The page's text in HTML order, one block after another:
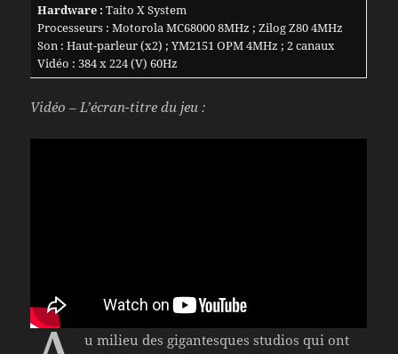
Hardware : Taito X System
Processeurs : Motorola MC68000 8MHz ; Zilog Z80 4MHz
Son : Haut-parleur (x2) ; YM2151 OPM 4MHz ; 2 canaux
Vidéo : 384 x 224 (V) 60Hz
Vidéo – L’écran-titre du jeu :
u milieu des gigantesques studios qui ont